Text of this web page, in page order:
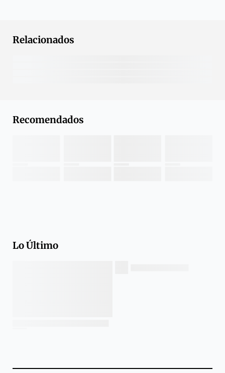
Relacionados
Recomendados
Lo Último